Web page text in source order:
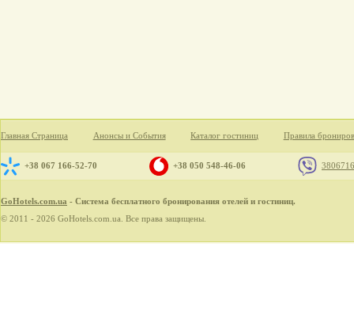
Главная Страница Анонсы и События Каталог гостиниц Правила
+38 067 166-52-70 +38 050 548-46-06
GoHotels.com.ua - Система бесплатного бронирования отелей и гостиниц.
© 2011 - 2026 GoHotels.com.ua. Все права защищены.